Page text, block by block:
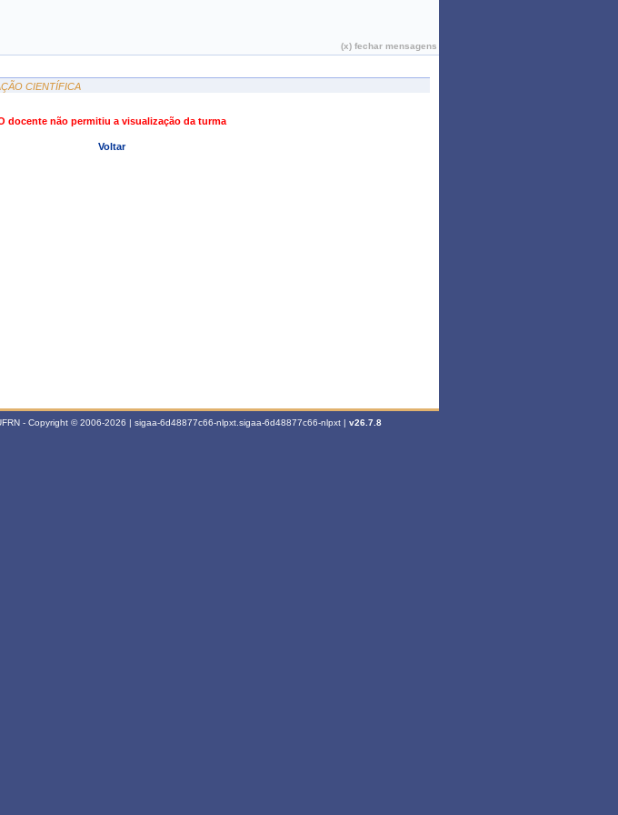
(x) fechar mensagens
CIENTÍFICA
docente não permitiu a visualização da turma
Voltar
- Copyright © 2006-2026 | sigaa-6d48877c66-nlpxt.sigaa-6d48877c66-nlpxt | v26.7.8